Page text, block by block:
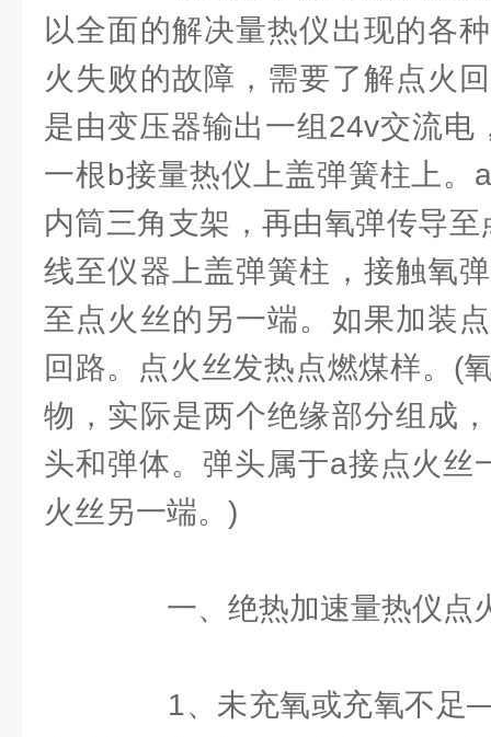
以全面的解决量热仪出现的各
火失败的故障，需要了解点火
是由变压器输出一组24v交流电
一根b接量热仪上盖弹簧柱上。
内筒三角支架，再由氧弹传导
线至仪器上盖弹簧柱，接触氧
至点火丝的另一端。如果加装
回路。点火丝发热点燃煤样。(
物，实际是两个绝缘部分组成
头和弹体。弹头属于a接点火丝
火丝另一端。)
一、绝热加速量热仪点
1、未充氧或充氧不足